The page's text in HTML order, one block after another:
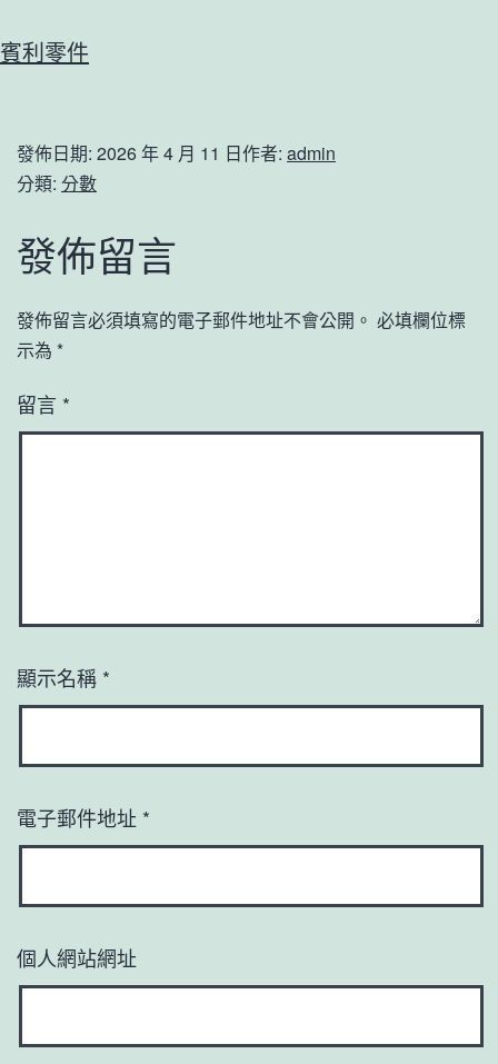
賓利零件
發佈日期: 2026 年 4 月 11 日作者: admin
分類: 分數
發佈留言
發佈留言必須填寫的電子郵件地址不會公開。 必填欄位標
示為 *
留言 *
顯示名稱 *
電子郵件地址 *
個人網站網址